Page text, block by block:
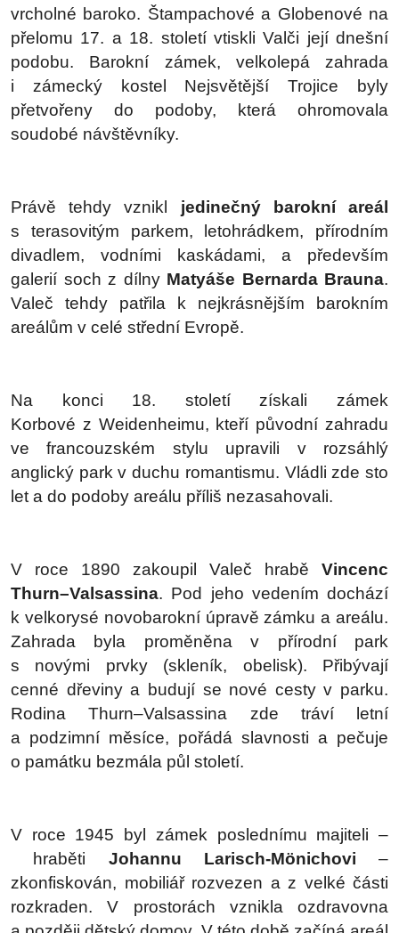
vrcholné baroko. Štampachové a Globenové na
přelomu 17. a 18. století vtiskli Valči její dnešní
podobu. Barokní zámek, velkolepá zahrada
i zámecký kostel Nejsvětější Trojice byly
přetvořeny do podoby, která ohromovala
soudobé návštěvníky.
Právě tehdy vznikl jedinečný barokní areál
s terasovitým parkem, letohrádkem, přírodním
divadlem, vodními kaskádami, a především
galerií soch z dílny Matyáše Bernarda Brauna.
Valeč tehdy patřila k nejkrásnějším barokním
areálům v celé střední Evropě.
Na konci 18. století získali zámek
Korbové z Weidenheimu, kteří původní zahradu
ve francouzském stylu upravili v rozsáhlý
anglický park v duchu romantismu. Vládli zde sto
let a do podoby areálu příliš nezasahovali.
V roce 1890 zakoupil Valeč hrabě Vincenc
Thurn–Valsassina. Pod jeho vedením dochází
k velkorysé novobarokní úpravě zámku a areálu.
Zahrada byla proměněna v přírodní park
s novými prvky (skleník, obelisk). Přibývají
cenné dřeviny a budují se nové cesty v parku.
Rodina Thurn–Valsassina zde tráví letní
a podzimní měsíce, pořádá slavnosti a pečuje
o památku bezmála půl století.
V roce 1945 byl zámek poslednímu majiteli –
hraběti Johannu Larisch-Mönichovi –
zkonfiskován, mobiliář rozvezen a z velké části
rozkraden. V prostorách vznikla ozdravovna